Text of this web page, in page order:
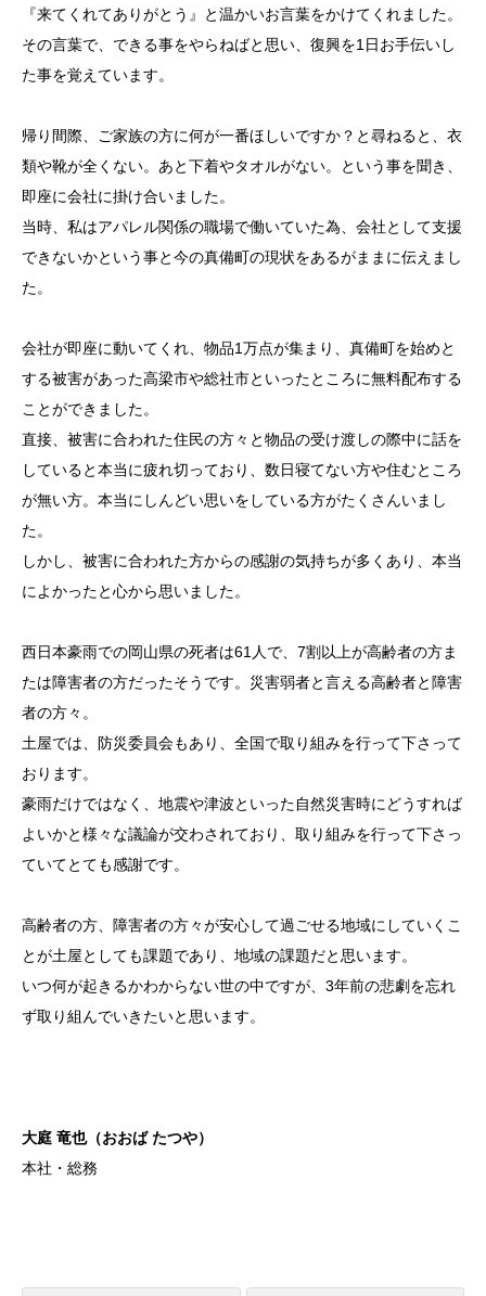
『来てくれてありがとう』と温かいお言葉をかけてくれました。
その言葉で、できる事をやらねばと思い、復興を1日お手伝いし
た事を覚えています。
帰り間際、ご家族の方に何が一番ほしいですか？と尋ねると、衣
類や靴が全くない。あと下着やタオルがない。という事を聞き、
即座に会社に掛け合いました。
当時、私はアパレル関係の職場で働いていた為、会社として支援
できないかという事と今の真備町の現状をあるがままに伝えまし
た。
会社が即座に動いてくれ、物品1万点が集まり、真備町を始めと
する被害があった高梁市や総社市といったところに無料配布する
ことができました。
直接、被害に合われた住民の方々と物品の受け渡しの際中に話を
していると本当に疲れ切っており、数日寝てない方や住むところ
が無い方。本当にしんどい思いをしている方がたくさんいまし
た。
しかし、被害に合われた方からの感謝の気持ちが多くあり、本当
によかったと心から思いました。
西日本豪雨での岡山県の死者は61人で、7割以上が高齢者の方ま
たは障害者の方だったそうです。災害弱者と言える高齢者と障害
者の方々。
土屋では、防災委員会もあり、全国で取り組みを行って下さって
おります。
豪雨だけではなく、地震や津波といった自然災害時にどうすれば
よいかと様々な議論が交わされており、取り組みを行って下さっ
ていてとても感謝です。
高齢者の方、障害者の方々が安心して過ごせる地域にしていくこ
とが土屋としても課題であり、地域の課題だと思います。
いつ何が起きるかわからない世の中ですが、3年前の悲劇を忘れ
ず取り組んでいきたいと思います。
大庭 竜也（おおば たつや）
本社・総務